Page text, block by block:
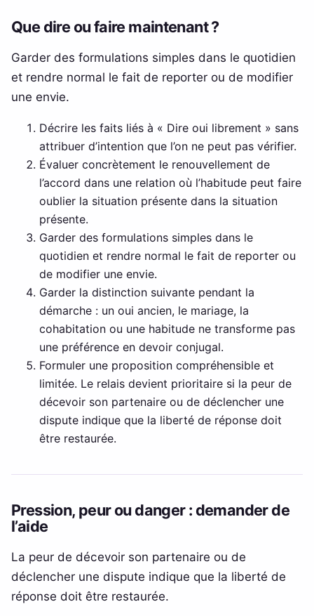
Que dire ou faire maintenant ?
Garder des formulations simples dans le quotidien
et rendre normal le fait de reporter ou de modifier
une envie.
Décrire les faits liés à « Dire oui librement » sans
attribuer d’intention que l’on ne peut pas vérifier.
Évaluer concrètement le renouvellement de
l’accord dans une relation où l’habitude peut faire
oublier la situation présente dans la situation
présente.
Garder des formulations simples dans le
quotidien et rendre normal le fait de reporter ou
de modifier une envie.
Garder la distinction suivante pendant la
démarche : un oui ancien, le mariage, la
cohabitation ou une habitude ne transforme pas
une préférence en devoir conjugal.
Formuler une proposition compréhensible et
limitée. Le relais devient prioritaire si la peur de
décevoir son partenaire ou de déclencher une
dispute indique que la liberté de réponse doit
être restaurée.
Pression, peur ou danger : demander de
l’aide
La peur de décevoir son partenaire ou de
déclencher une dispute indique que la liberté de
réponse doit être restaurée.